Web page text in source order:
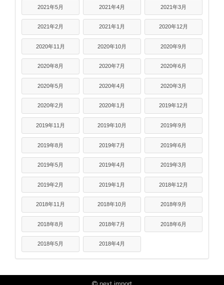
2021年5月 2021年4月 2021年3月
2021年2月 2021年1月 2020年12月
2020年11月 2020年10月 2020年9月
2020年8月 2020年7月 2020年6月
2020年5月 2020年4月 2020年3月
2020年2月 2020年1月 2019年12月
2019年11月 2019年10月 2019年9月
2019年8月 2019年7月 2019年6月
2019年5月 2019年4月 2019年3月
2019年2月 2019年1月 2018年12月
2018年11月 2018年10月 2018年9月
2018年8月 2018年7月 2018年6月
2018年5月 2018年4月